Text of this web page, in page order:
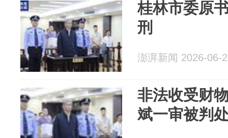
桂林市委原
刑
澎湃新闻 2026-06-
非法收受财
斌一审被判